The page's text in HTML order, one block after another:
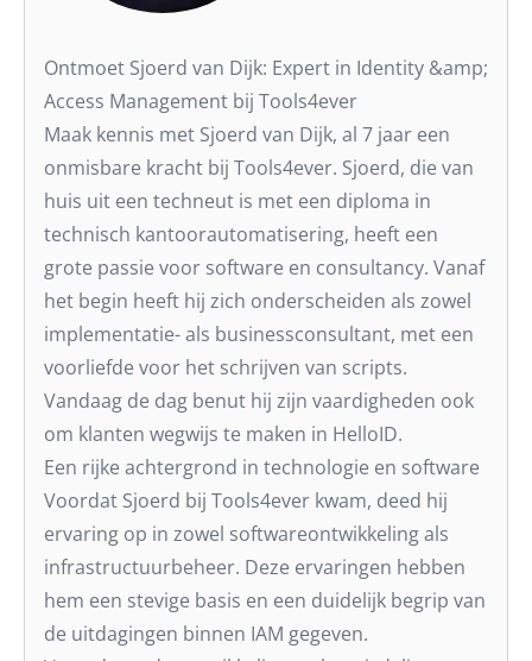
Ontmoet Sjoerd van Dijk: Expert in Identity &amp;
Access Management bij Tools4ever
Maak kennis met Sjoerd van Dijk, al 7 jaar een
onmisbare kracht bij Tools4ever. Sjoerd, die van
huis uit een techneut is met een diploma in
technisch kantoorautomatisering, heeft een
grote passie voor software en consultancy. Vanaf
het begin heeft hij zich onderscheiden als zowel
implementatie- als businessconsultant, met een
voorliefde voor het schrijven van scripts.
Vandaag de dag benut hij zijn vaardigheden ook
om klanten wegwijs te maken in HelloID.
Een rijke achtergrond in technologie en software
Voordat Sjoerd bij Tools4ever kwam, deed hij
ervaring op in zowel softwareontwikkeling als
infrastructuurbeheer. Deze ervaringen hebben
hem een stevige basis en een duidelijk begrip van
de uitdagingen binnen IAM gegeven.